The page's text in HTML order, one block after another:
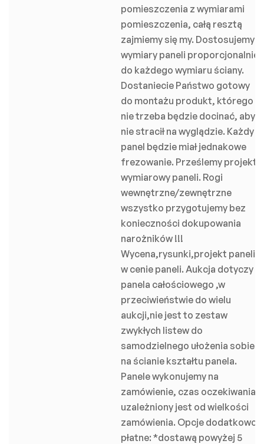
pomieszczenia z wymiarami
pomieszczenia, całą resztą
zajmiemy się my. Dostosujemy
wymiary paneli proporcjonalnie
do każdego wymiaru ściany.
Dostaniecie Państwo gotowy
do montażu produkt, którego
nie trzeba będzie docinać, aby
nie stracił na wyglądzie. Każdy
panel będzie miał jednakowe
frezowanie. Prześlemy projekt
wymiarowy paneli. Rogi
wewnętrzne/zewnętrzne
wszystko przygotujemy bez
konieczności dokupowania
narożników !!!
Wycena,rysunki,projekt paneli
w cenie paneli. Aukcja dotyczy
panela całościowego ,w
przeciwieństwie do wielu
aukcji,nie jest to zestaw
zwykłych listew do
samodzielnego ułożenia sobie
na ścianie kształtu panela.
Panele wykonujemy na
zamówienie, czas oczekiwania
uzależniony jest od wielkości
zamówienia. Opcje dodatkowo
płatne: *dostawą powyżej 5